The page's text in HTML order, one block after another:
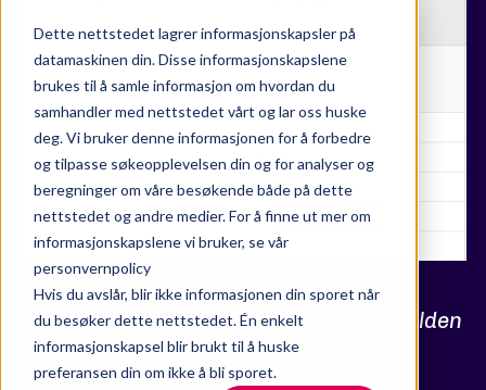
Dette nettstedet lagrer informasjonskapsler på
datamaskinen din. Disse informasjonskapslene
brukes til å samle informasjon om hvordan du
samhandler med nettstedet vårt og lar oss huske
deg. Vi bruker denne informasjonen for å forbedre
og tilpasse søkeopplevelsen din og for analyser og
beregninger om våre besøkende både på dette
nettstedet og andre medier. For å finne ut mer om
informasjonskapslene vi bruker, se vår
personvernpolicy
Hvis du avslår, blir ikke informasjonen din sporet når
du besøker dette nettstedet. Én enkelt
informasjonskapsel blir brukt til å huske
preferansen din om ikke å bli sporet.
Eksemplet over vil gi deg denne trafikkilden
i Google Analytics